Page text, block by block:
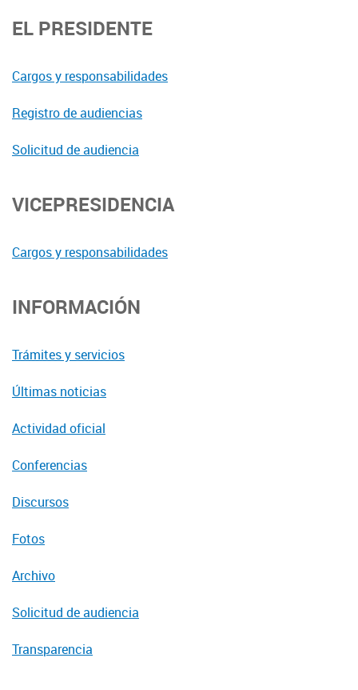
EL PRESIDENTE
Cargos y responsabilidades
Registro de audiencias
Solicitud de audiencia
VICEPRESIDENCIA
Cargos y responsabilidades
INFORMACIÓN
Trámites y servicios
Últimas noticias
Actividad oficial
Conferencias
Discursos
Fotos
Archivo
Solicitud de audiencia
Transparencia